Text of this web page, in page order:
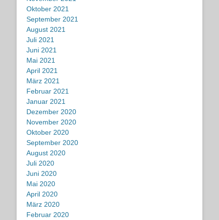
Oktober 2021
September 2021
August 2021
Juli 2021
Juni 2021
Mai 2021
April 2021
März 2021
Februar 2021
Januar 2021
Dezember 2020
November 2020
Oktober 2020
September 2020
August 2020
Juli 2020
Juni 2020
Mai 2020
April 2020
März 2020
Februar 2020